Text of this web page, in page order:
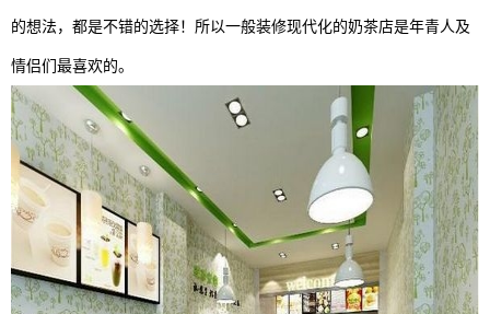
的想法，都是不错的选择！所以一般装修现代化的奶茶店是年青人及
情侣们最喜欢的。